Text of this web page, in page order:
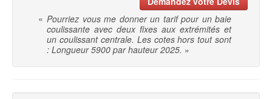
« Pourriez vous me donner un tarif pour un baie
coulissante avec deux fixes aux extrémités et
un coulissant centrale. Les cotes hors tout sont
: Longueur 5900 par hauteur 2025. »